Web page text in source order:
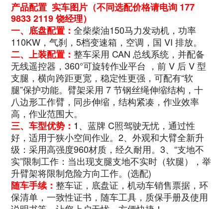
产品配置 实车图片（不同选配价格请电询 177
9833 2119 饶经理）
一、底盘配置：全柴柴油150马力发动机，功率
110KW，气刹，5档变速箱，空调，国 VI 排放。
二、上装配置：整车采用 CAN 总线系统，并配备
无线遥控器，360°可旋转作业平台 ，前 V 后 V 型
支腿，横向跨距更宽，稳定性更强，可配有“软
腿”保护功能。臂架采用 7 节钢丝绳伸缩结构，十
八边形工作臂，同步伸缩，结构紧凑，作业效率
高，作业范围大。
三、车型优势： 1、蓝牌 C照驾驶无忧，通过性
好，适用于狭小空间作业。2、外观和大臂全新升
级：采用高强度960材质，经久耐用。3、“支地不
实”限制工作：当出现支腿支地不实时（软腿），举
升臂架将限制危险方向工作。(选配)
随车手续：整车证，底盘证，机动车销售票据，环
保清单，一致性证书，随车工具，质保手册及使用